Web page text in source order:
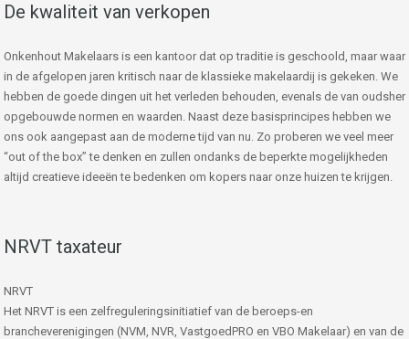
De kwaliteit van verkopen
Onkenhout Makelaars is een kantoor dat op traditie is geschoold, maar waar
in de afgelopen jaren kritisch naar de klassieke makelaardij is gekeken. We
hebben de goede dingen uit het verleden behouden, evenals de van oudsher
opgebouwde normen en waarden. Naast deze basisprincipes hebben we
ons ook aangepast aan de moderne tijd van nu. Zo proberen we veel meer
“out of the box” te denken en zullen ondanks de beperkte mogelijkheden
altijd creatieve ideeën te bedenken om kopers naar onze huizen te krijgen.
NRVT taxateur
NRVT
Het NRVT is een zelfreguleringsinitiatief van de beroeps-en
brancheverenigingen (NVM, NVR, VastgoedPRO en VBO Makelaar) en van de